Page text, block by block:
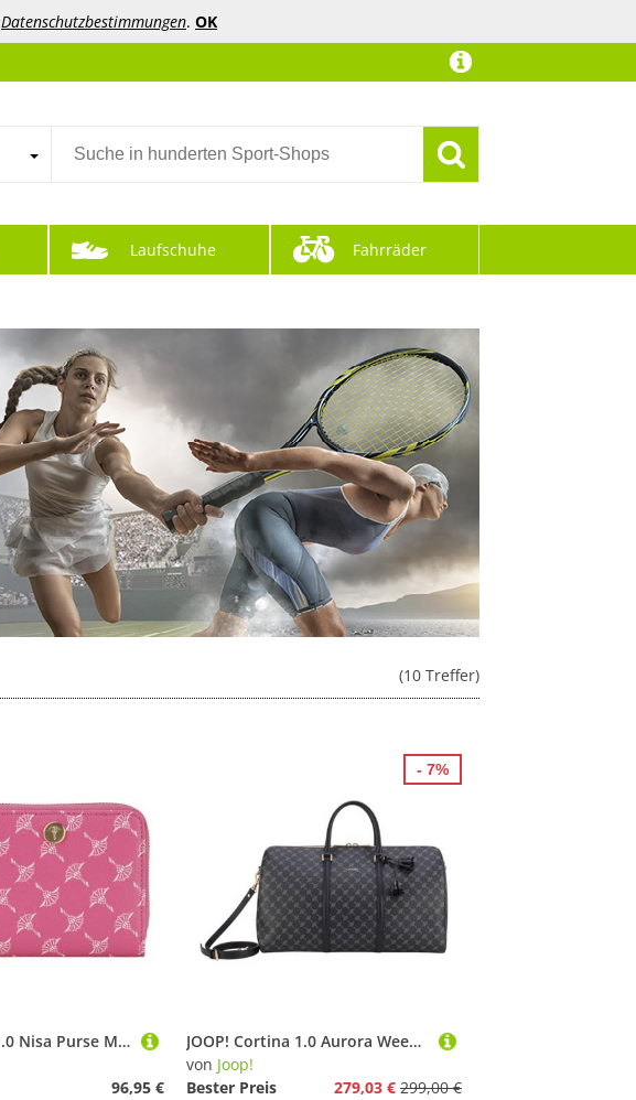
Datenschutzbestimmungen. OK
Laufschuhe Fahrräder
(10 Treffer)
Joop! Cortina 1.0 Nisa Purse M Pink
96,95 €
JOOP! Cortina 1.0 Aurora Weekender L Dark Navy
von Joop!
Bester Preis
279,03 € 299,00 €
- 7%